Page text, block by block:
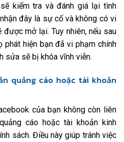
kiểm tra và đánh giá lại tình
đây là sự cố và không có vi
mở lại. Tuy nhiên, nếu sau
hiện bạn đã vi phạm chính
sửa sẽ bị khóa vĩnh viễn.
quảng cáo hoặc tài khoản
của bạn không còn liên
cáo hoặc tài khoản kinh
sách. Điều này giúp tránh việc